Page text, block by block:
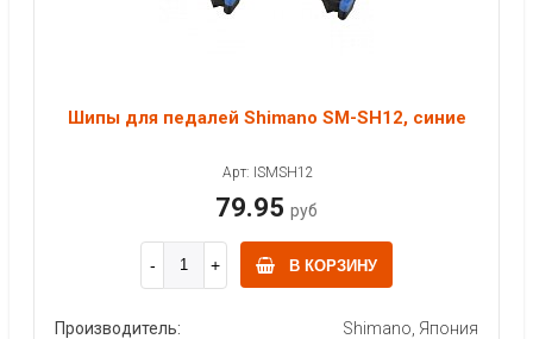
Шипы для педалей Shimano SM-SH12, синие
Арт: ISMSH12
79.95 руб
В КОРЗИНУ
Производитель: Shimano, Япония